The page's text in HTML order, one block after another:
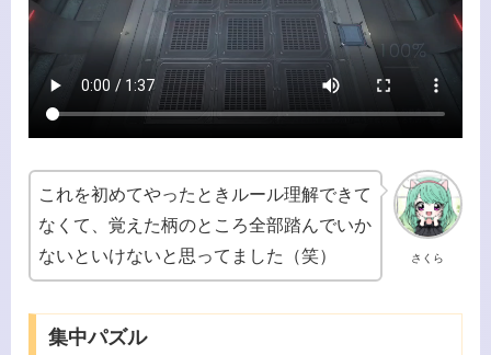
さくら
これを初めてやったときルール理解できて
なくて、覚えた柄のところ全部踏んでいか
ないといけないと思ってました（笑）
集中パズル